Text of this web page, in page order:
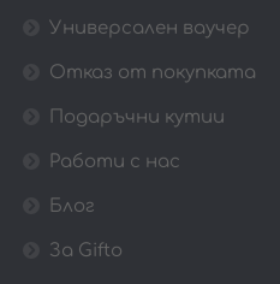
Универсален ваучер
Отказ от покупката
Подаръчни кутии
Работи с нас
Блог
За Gifto